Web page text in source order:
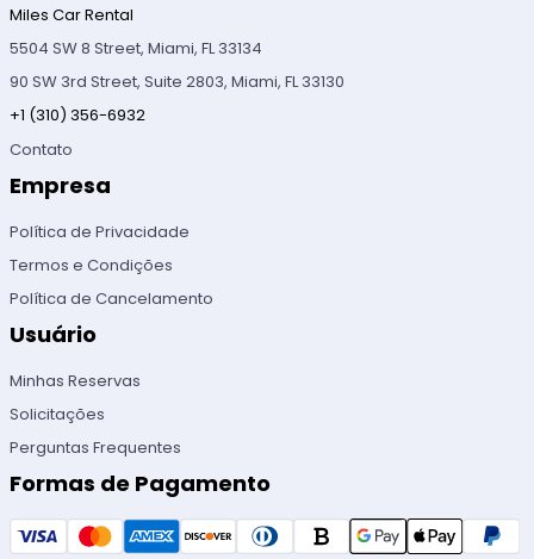
Miles Car Rental
5504 SW 8 Street, Miami, FL 33134
90 SW 3rd Street, Suite 2803, Miami, FL 33130
+1 (310) 356-6932
Contato
Empresa
Política de Privacidade
Termos e Condições
Política de Cancelamento
Usuário
Minhas Reservas
Solicitações
Perguntas Frequentes
Formas de Pagamento